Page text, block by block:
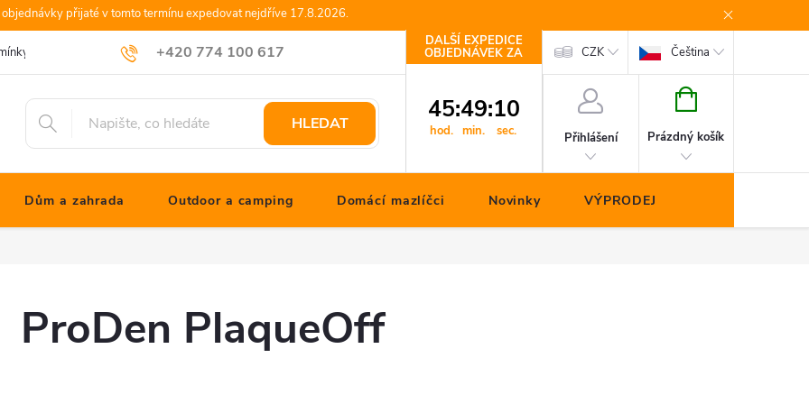
přijaté v tomto termínu expedovat nejdříve 17.8.2026.
+420 774 100 617
info@jonathanshop.cz
Podmínky ochrany osobních údajů Blog JONATHANshop.cz Kontakty CZK Čeština
HLEDAT
DALŠÍ EXPEDICE
OBJEDNÁVEK ZA
45
hod.
:49
min.
:10
sec. Přihlášení
NÁKUPNÍ
Prázdný košík
Dům a zahrada Outdoor a camping Domácí mazlíčci Novinky VÝPRODEJ
ProDen PlaqueOff